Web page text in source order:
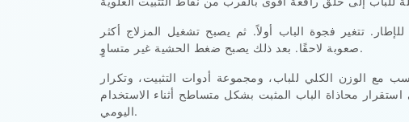
تتغير فجوة الباب أولاً. ثم يصبح تشغيل المزلاج أكثر
صعوبة لاحقًا. بعد ذلك يصبح ضغط الحشية غير متساوٍ.
مع الوزن الكلي للباب، ومجموعة أدوات التثبيت، وتكرار
محاذاة الباب المثبت بشكل متساطح أثناء الاستخدام
اليومي.